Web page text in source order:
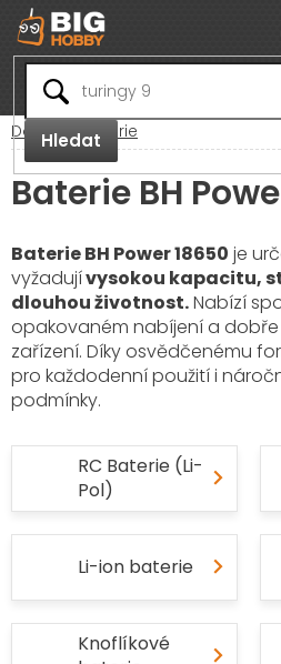
Přejít
na
obsah
Hledat
Domů Baterie
Baterie BH
Baterie BH Power 18650 je
vyžadujívysokou kapacitu,
dlouhou životnost.Nabízí
opakovaném nabíjení a
zařízení. Díky osvědčenému
pro každodenní použití i
podmínky.
RC Baterie (Li-
Pol)
Li-ion baterie
Knoflíkové